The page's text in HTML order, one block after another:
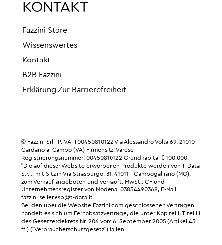
KONTAKT
Fazzini Store
Wissenswertes
Kontakt
B2B Fazzini
Erklärung Zur Barrierefreiheit
© Fazzini Srl - P.IVA IT00450810122 Via Alessandro Volta 69, 21010
Cardano al Campo (VA) Firmensitz: Varese -
Registrierungsnummer: 00450810122 Grundkapital € 100.000.
"Die auf dieser Website erworbenen Produkte werden von T-Data
S.r.l., mit Sitz in Via Strasburgo, 31, 41011 - Campogalliano (MO),
zum Verkauf angeboten und verkauft. MwSt., CF und
Unternehmensregister von Modena: 03854490368, E-Mail
fazzini.seller.esp@t-data.it.
Bei den über die Website Fazzini.com geschlossenen Verträgen
handelt es sich um Fernabsatzverträge, die unter Kapitel I, Titel III
des Gesetzesdekrets Nr. 206 vom 6. September 2005 (Artikel 45
ff.) ("Verbraucherschutzgesetz") fallen.